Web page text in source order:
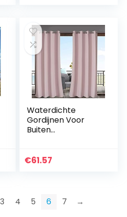
Waterdichte
Gordijnen Voor
Buiten
Binnen/Buiten
€61.57
3 4 5 6 7 →